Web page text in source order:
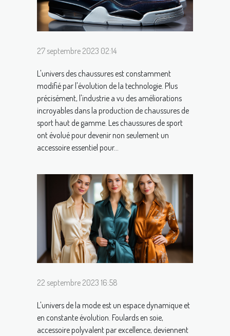
27 septembre 2023 02:14
L'univers des chaussures est constamment
modifié par l'évolution de la technologie. Plus
précisément, l'industrie a vu des améliorations
incroyables dans la production de chaussures de
sport haut de gamme. Les chaussures de sport
ont évolué pour devenir non seulement un
accessoire essentiel pour...
22 septembre 2023 16:58
L'univers de la mode est un espace dynamique et
en constante évolution. Foulards en soie,
accessoire polyvalent par excellence, deviennent